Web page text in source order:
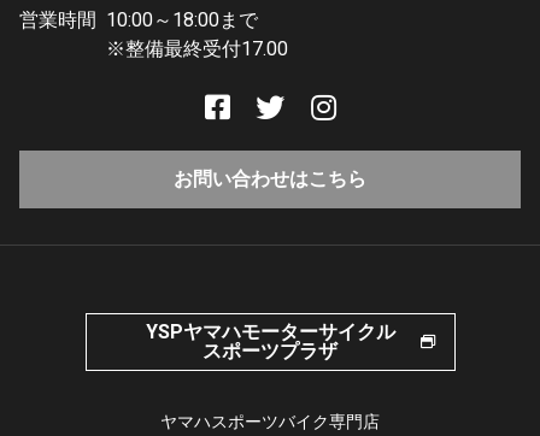
営業時間 10:00～18:00まで
※整備最終受付17.00
お問い合わせはこちら
YSPヤマハモーターサイクル
スポーツプラザ
ヤマハスポーツバイク専門店